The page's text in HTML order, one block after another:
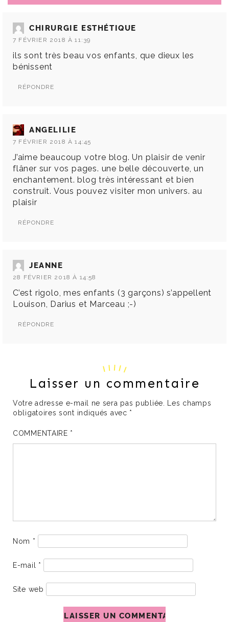
CHIRURGIE ESTHÉTIQUE
7 FÉVRIER 2018 À 11:39
ils sont très beau vos enfants, que dieux les
bénissent
RÉPONDRE
ANGELILIE
7 FÉVRIER 2018 À 14:45
J’aime beaucoup votre blog. Un plaisir de venir
flâner sur vos pages. une belle découverte, un
enchantement. blog très intéressant et bien
construit. Vous pouvez visiter mon univers. au
plaisir
RÉPONDRE
JEANNE
28 FÉVRIER 2018 À 14:58
C’est rigolo, mes enfants (3 garçons) s’appellent
Louison, Darius et Marceau ;-)
RÉPONDRE
Laisser un commentaire
Votre adresse e-mail ne sera pas publiée.
Les champs
obligatoires sont indiqués avec *
COMMENTAIRE *
Nom *
E-mail *
Site web